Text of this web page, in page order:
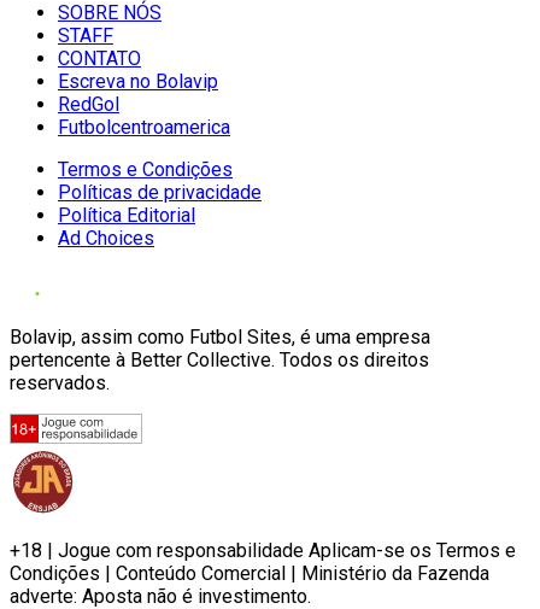
SOBRE NÓS
STAFF
CONTATO
Escreva no Bolavip
RedGol
Futbolcentroamerica
Termos e Condições
Políticas de privacidade
Política Editorial
Ad Choices
Bolavip, assim como Futbol Sites, é uma empresa
pertencente à Better Collective. Todos os direitos
reservados.
+18 | Jogue com responsabilidade Aplicam-se os Termos e
Condições | Conteúdo Comercial | Ministério da Fazenda
adverte: Aposta não é investimento.